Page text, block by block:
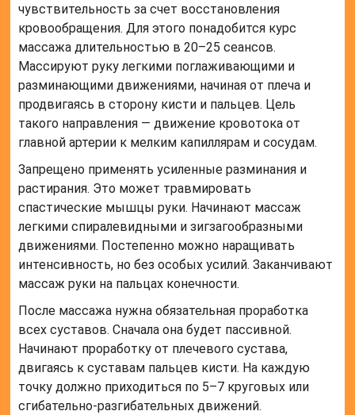
чувствительность за счет восстановления
кровообращения. Для этого понадобится курс
массажа длительностью в 20–25 сеансов.
Массируют руку легкими поглаживающими и
разминающими движениями, начиная от плеча и
продвигаясь в сторону кисти и пальцев. Цель
такого направления — движение кровотока от
главной артерии к мелким капиллярам и сосудам.
Запрещено применять усиленные разминания и
растирания. Это может травмировать
спастические мышцы руки. Начинают массаж
легкими спиралевидными и зигзагообразными
движениями. Постепенно можно наращивать
интенсивность, но без особых усилий. Заканчивают
массаж руки на пальцах конечности.
После массажа нужна обязательная проработка
всех суставов. Сначала она будет пассивной.
Начинают проработку от плечевого сустава,
двигаясь к суставам пальцев кисти. На каждую
точку должно приходиться по 5–7 круговых или
сгибательно-разгибательных движений.